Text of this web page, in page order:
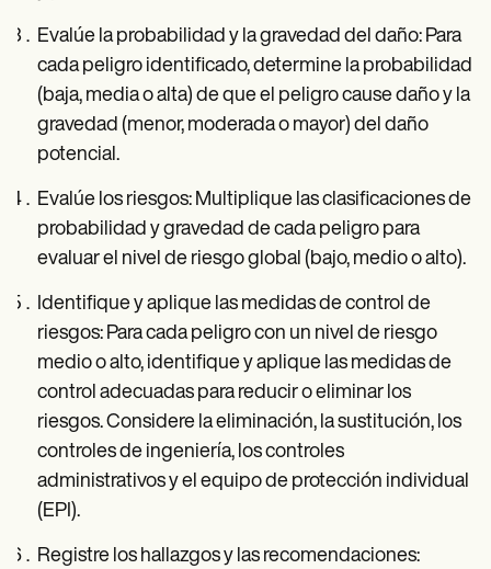
Evalúe la probabilidad y la gravedad del daño: Para
cada peligro identificado, determine la probabilidad
(baja, media o alta) de que el peligro cause daño y la
gravedad (menor, moderada o mayor) del daño
potencial.
Evalúe los riesgos: Multiplique las clasificaciones de
probabilidad y gravedad de cada peligro para
evaluar el nivel de riesgo global (bajo, medio o alto).
Identifique y aplique las medidas de control de
riesgos: Para cada peligro con un nivel de riesgo
medio o alto, identifique y aplique las medidas de
control adecuadas para reducir o eliminar los
riesgos. Considere la eliminación, la sustitución, los
controles de ingeniería, los controles
administrativos y el equipo de protección individual
(EPI).
Registre los hallazgos y las recomendaciones: